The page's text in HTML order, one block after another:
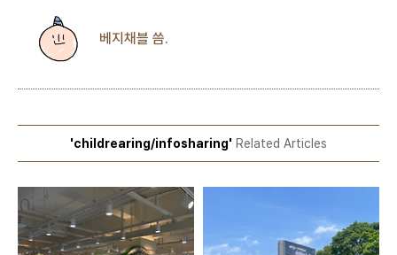
베지채블 씀.
'childrearing/infosharing' Related Articles